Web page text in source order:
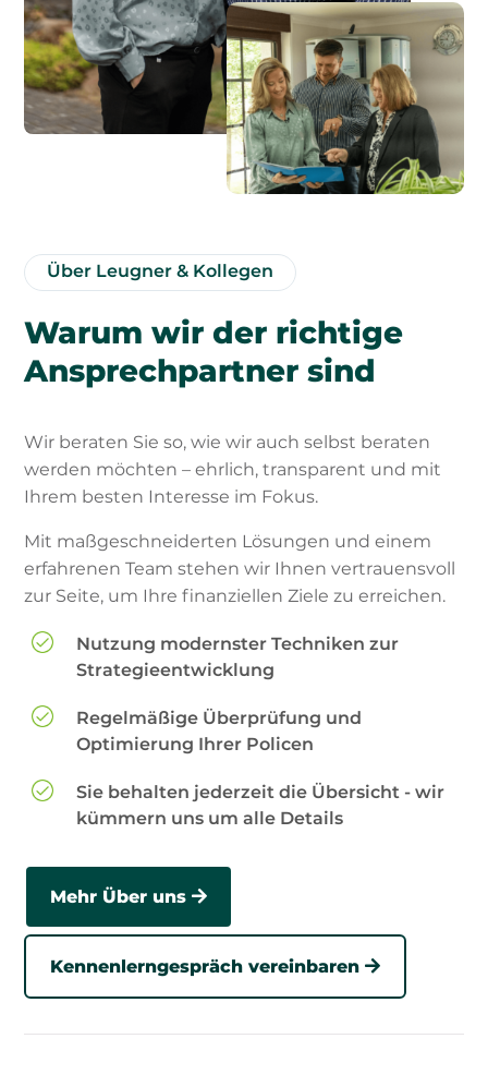
Über Leugner & Kollegen
Warum wir der richtige
Ansprechpartner sind
Wir beraten Sie so, wie wir auch selbst beraten
werden möchten – ehrlich, transparent und mit
Ihrem besten Interesse im Fokus.
Mit maßgeschneiderten Lösungen und einem
erfahrenen Team stehen wir Ihnen vertrauensvoll
zur Seite, um Ihre finanziellen Ziele zu erreichen.
Nutzung modernster Techniken zur
Strategieentwicklung
Regelmäßige Überprüfung und
Optimierung Ihrer Policen
Sie behalten jederzeit die Übersicht - wir
kümmern uns um alle Details
Mehr Über uns
Kennenlerngespräch vereinbaren